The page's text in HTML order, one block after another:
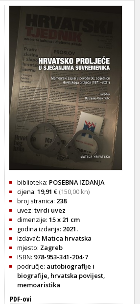
biblioteka: POSEBNA IZDANJA
cijena: 19,91 € (150,00 kn)
broj stranica: 238
uvez: tvrdi uvez
dimenzije: 15 x 21 cm
godina izdanja: 2021.
izdavač: Matica hrvatska
mjesto: Zagreb
ISBN: 978-953-341-204-7
područje: autobiografije i
biografije hrvatska povijest
memoaristika
PDF-ovi